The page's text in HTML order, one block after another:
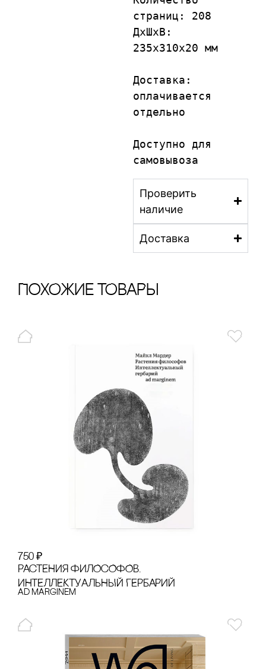
страниц: 208
ДxШxВ:
235x310x20 мм
Доставка :
оплачивается
отдельно
Доступно для
самовывоза
Проверить
наличие
Доставка
ПохОжИе тОваРы
750 ₽
РАсТЕНИЯ ФИЛОсОФОВ.
ИНТЕЛЛЕКТУАЛЬНЫЙ ГЕРБАРИЙ
Ad Marginem